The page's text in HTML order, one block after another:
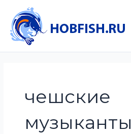
содержимому
чешские
музыканты